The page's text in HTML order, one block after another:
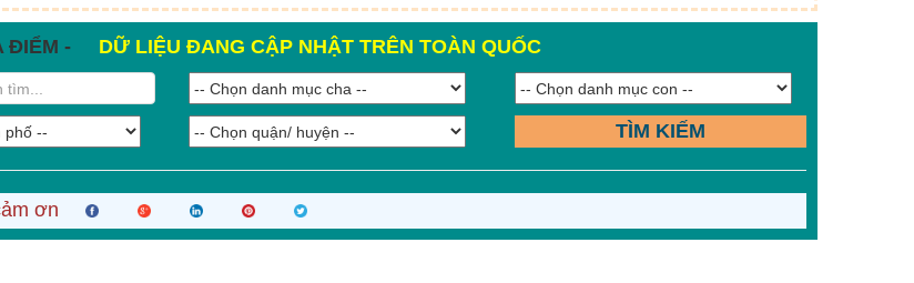
ĐIỂM - DỮ LIỆU ĐANG CẬP NHẬT TRÊN TOÀN QUỐC
TÌM KIẾM
ơn